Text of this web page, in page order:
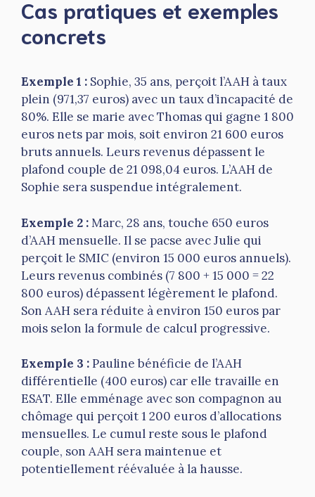
Cas pratiques et exemples
concrets
Exemple 1 : Sophie, 35 ans, perçoit l’AAH à taux
plein (971,37 euros) avec un taux d’incapacité de
80%. Elle se marie avec Thomas qui gagne 1 800
euros nets par mois, soit environ 21 600 euros
bruts annuels. Leurs revenus dépassent le
plafond couple de 21 098,04 euros. L’AAH de
Sophie sera suspendue intégralement.
Exemple 2 :Marc, 28 ans, touche 650 euros
d’AAH mensuelle. Il se pacse avec Julie qui
perçoit le SMIC (environ 15 000 euros annuels).
Leurs revenus combinés (7 800 + 15 000 = 22
800 euros) dépassent légèrement le plafond.
Son AAH sera réduite à environ 150 euros par
mois selon la formule de calcul progressive.
Exemple 3 :Pauline bénéficie de l’AAH
différentielle (400 euros) car elle travaille en
ESAT. Elle emménage avec son compagnon au
chômage qui perçoit 1 200 euros d’allocations
mensuelles. Le cumul reste sous le plafond
couple, son AAH sera maintenue et
potentiellement réévaluée à la hausse.